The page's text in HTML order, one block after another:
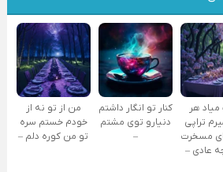
هر
تراپی
مسخرت
عادی –
کنار تو انگار داشتم
دنیارو توی مشتم
–
من از تو نه از
خودم خستم سره
تو من کوره دلم –